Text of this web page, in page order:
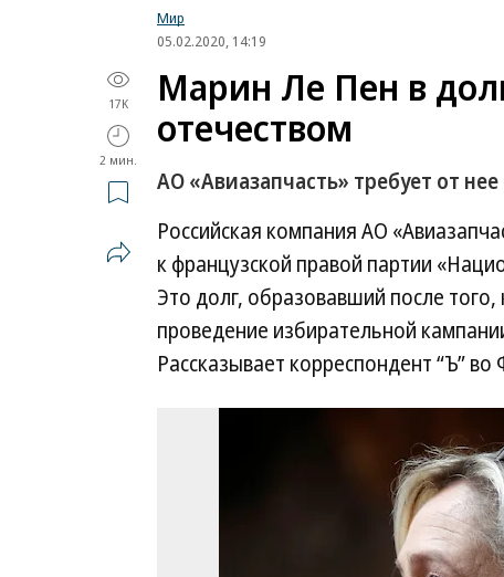
Мир
05.02.2020, 14:19
17K
2 мин.
Марин Ле Пен в
отечеством
АО «Авиазапчасть» требует от
Российская компания АО
к французской правой партии
Это долг, образовавший после
проведение избирательной
Рассказывает корреспондент “Ъ”